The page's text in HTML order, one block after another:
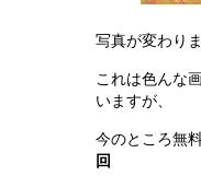
写真が変わり
これは色んな
いますが、
今のところ無
回